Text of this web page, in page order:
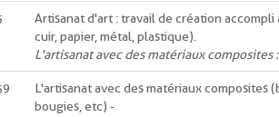
Artisanat d'art : travail de création accompli
cuir, papier, métal, plastique).
L'artisanat avec des matériaux composites
L'artisanat avec des matériaux
bougies, etc) -